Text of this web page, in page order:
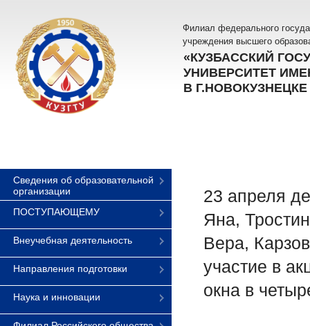
Филиал федерального
учреждения высшего
«КУЗБАССКИЙ
УНИВЕРСИТЕТ
В Г.НОВОКУЗНЕЦКЕ
Сведения об образовательной
организации
ПОСТУПАЮЩЕМУ
Внеучебная деятельность
Направления подготовки
Наука и инновации
23 апреля
Яна,
Вера,
участие в
окна в